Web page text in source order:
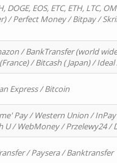
EOS, ETC, ETH, LTC,
/ Perfect Money / Bitpay /
/ BankTransfer (world
/ Bitcash ( Japan) /
Express / Bitcoin
Pay / Western Union / InPay
/ WebMoney / Przelewy24 /
/ Paysera / Banktransfer